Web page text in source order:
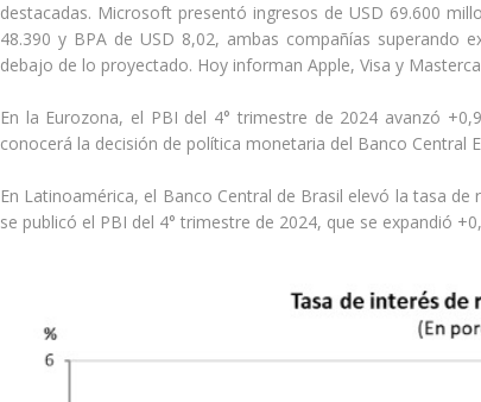
destacadas. Microsoft presentó ingresos de USD 69.600
48.390 y BPA de USD 8,02, ambas compañías superando
debajo de lo proyectado. Hoy informan Apple, Visa y
En la Eurozona, el PBI del 4° trimestre de 2024 avanzó
conocerá la decisión de política monetaria del Banco Central
En Latinoamérica, el Banco Central de Brasil elevó la tasa
se publicó el PBI del 4° trimestre de 2024, que se expandió